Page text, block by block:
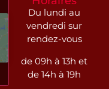
Du lundi au
vendredi sur
rendez-vous
de 09h à 13h et
de 14h à 19h